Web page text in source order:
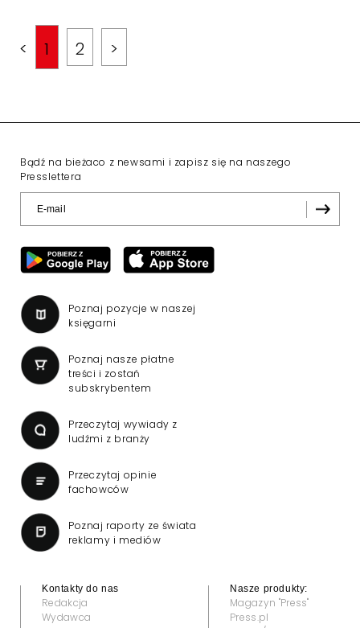
< 1 2 >
Bądź na bieżaco z newsami i zapisz się na naszego
Presslettera
Poznaj pozycje w naszej
księgarni
Poznaj nasze płatne
treści i zostań
subskrybentem
Przeczytaj wywiady z
ludźmi z branży
Przeczytaj opinie
fachowców
Poznaj raporty ze świata
reklamy i mediów
Kontakty do nas
Redakcja
Wydawca
Nasze produkty:
Magazyn "Press"
Press.pl